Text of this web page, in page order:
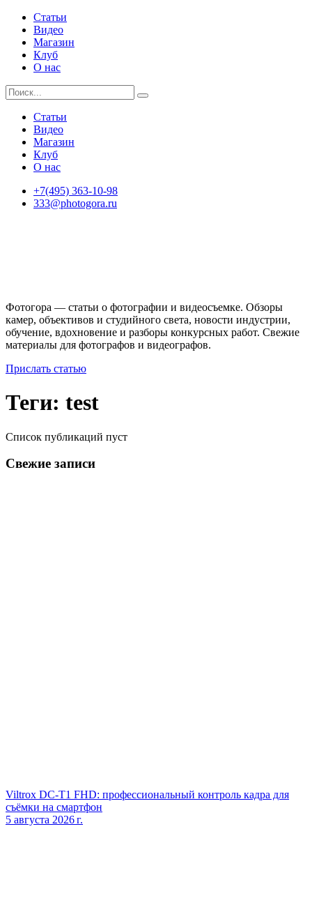
Статьи
Видео
Магазин
Клуб
О нас
Статьи
Видео
Магазин
Клуб
О нас
+7(495) 363-10-98
333@photogora.ru
Фотогора — статьи о фотографии и видеосъемке. Обзоры
камер, объективов и студийного света, новости индустрии,
обучение, вдохновение и разборы конкурсных работ. Свежие
материалы для фотографов и видеографов.
Прислать статью
Теги: test
Список публикаций пуст
Свежие записи
Viltrox DC‑T1 FHD: профессиональный контроль кадра для
съёмки на смартфон
5 августа 2026 г.